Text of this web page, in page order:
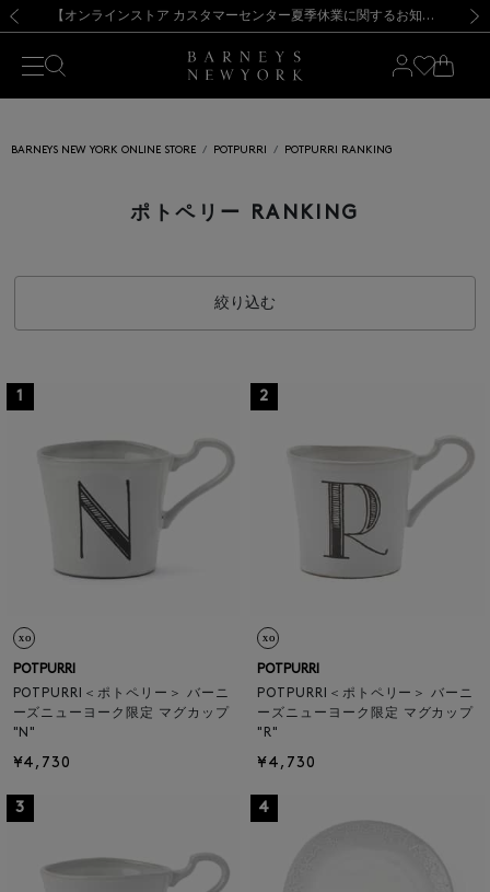
新規登録のお客様も対象！＜MY BARNEYS＞会員のお客様は11,000円（税込）以上のお買上げで常時送料無料！お買い物の際は会員登録を！
【夏季休業に伴う出荷一時停止のお知らせ】(2026.8.7) 【オンラインストア カスタマーセンター夏季休業に関するお知らせ】（2026.8.7）
【夏季休業に伴う返品・交換承り一時停止のお知らせ】（2026.8.5）
熊本県を中心とした地震の影響によるお荷物のお届けについて
【開催中】SUMMER SALEのご案内・ご注意事項 新規登録のお客様も対象！＜MY BARNEYS＞会員のお客様は11,000円（税込）以上のお買上げで常時送料無料！お買い物の際は会員登録を！
【夏季休業に伴う出荷一時停止のお知らせ】(2026.8.7)
BARNEYS NEW YORK ONLINE STORE POTPURRI POTPURRI RANKING
ポトペリー RANKING
絞り込む
1
POTPURRI
POTPURRI＜ポトペリー＞ バーニ
ーズニューヨーク限定 マグカップ
"N"
¥4,730
2
POTPURRI
POTPURRI＜ポトペリー＞ バーニ
ーズニューヨーク限定 マグカップ
"R"
¥4,730
3 4